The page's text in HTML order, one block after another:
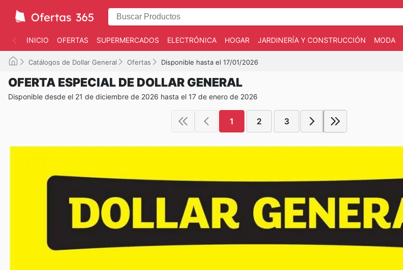
INICIO OFERTAS SUPERMERCADOS ELECTRÓNICA HOGAR JARDINERÍA Y CONSTRUCCIÓN MODA
Catálogos de Dollar General Ofertas Disponible hasta el 17/01/2026
OFERTA ESPECIAL DE DOLLAR GENERAL
Disponible desde el 21 de diciembre de 2026 hasta el 17 de enero de 2026
1 2 3